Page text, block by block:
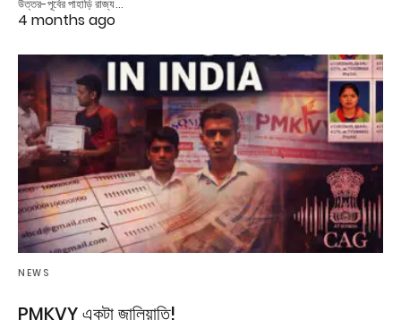
উত্তর-পূর্বের পাহাড়ি রাজ্য…
4 months ago
NEWS
PMKVY একটা জালিয়াতি!